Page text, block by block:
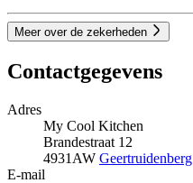
Meer over de zekerheden
Contactgegevens
Adres
My Cool Kitchen
Brandestraat 12
4931AW Geertruidenberg
E-mail